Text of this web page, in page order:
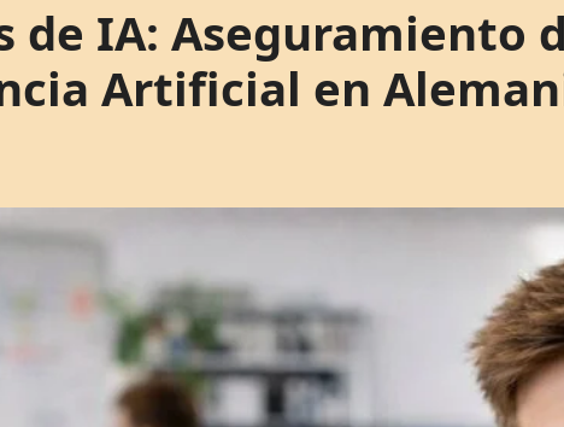
de IA: Aseguramiento
Artificial en